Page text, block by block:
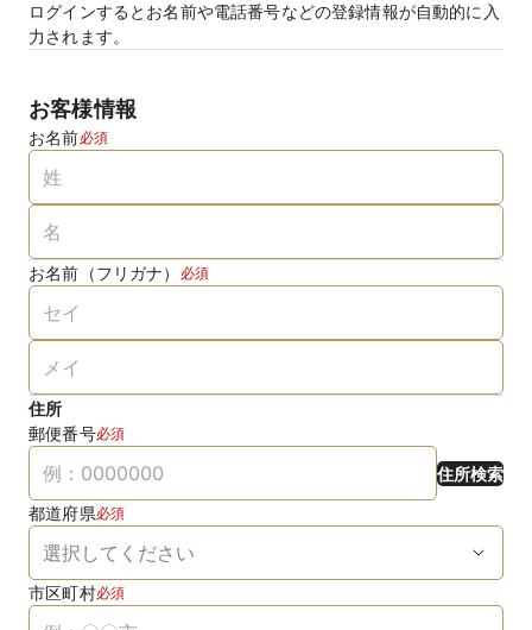
ログインするとお名前や電話番号などの登録情報が自動的に入
力されます。
お客様情報
お名前必須
お名前（フリガナ） 必須
住所
郵便番号必須
住所検索
都道府県必須
市区町村必須